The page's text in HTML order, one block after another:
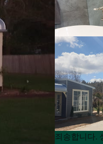
Product
Product
죄송합니다.